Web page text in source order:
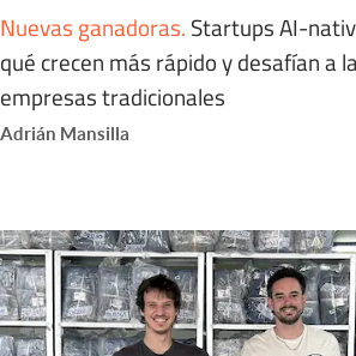
Nuevas ganadoras. Startups AI-
qué crecen más rápido y desafían a
empresas tradicionales
Adrián Mansilla